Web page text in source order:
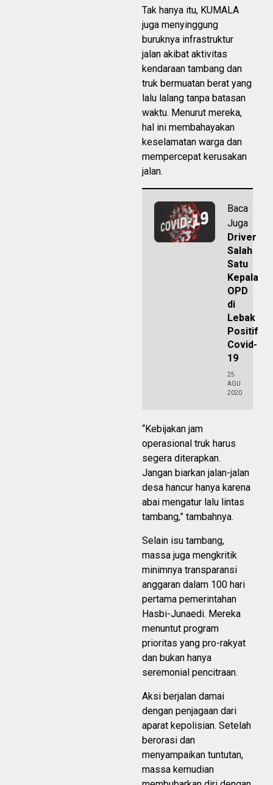
Tak hanya itu, KUMALA
juga menyinggung
buruknya infrastruktur
jalan akibat aktivitas
kendaraan tambang dan
truk bermuatan berat yang
lalu lalang tanpa batasan
waktu. Menurut mereka,
hal ini membahayakan
keselamatan warga dan
mempercepat kerusakan
jalan.
Baca
Juga
Driver
Salah
Satu
Kepala
OPD
di
Lebak
Positif
Covid-
19
25
AGU
2020
“Kebijakan jam
operasional truk harus
segera diterapkan.
Jangan biarkan jalan-jalan
desa hancur hanya karena
abai mengatur lalu lintas
tambang,” tambahnya.
Selain isu tambang,
massa juga mengkritik
minimnya transparansi
anggaran dalam 100 hari
pertama pemerintahan
Hasbi-Junaedi. Mereka
menuntut program
prioritas yang pro-rakyat
dan bukan hanya
seremonial pencitraan.
Aksi berjalan damai
dengan penjagaan dari
aparat kepolisian. Setelah
berorasi dan
menyampaikan tuntutan,
massa kemudian